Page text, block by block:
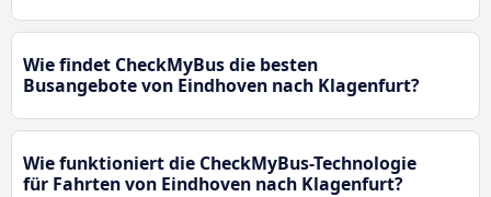
Wie findet CheckMyBus die besten
Busangebote von Eindhoven nach Klagenfurt?
Wie funktioniert die CheckMyBus-Technologie
für Fahrten von Eindhoven nach Klagenfurt?